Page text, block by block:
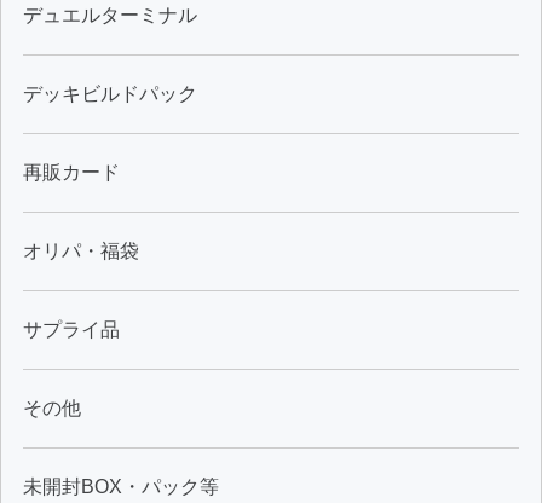
デュエルターミナル
デッキビルドパック
再販カード
オリパ・福袋
サプライ品
その他
未開封BOX・パック等